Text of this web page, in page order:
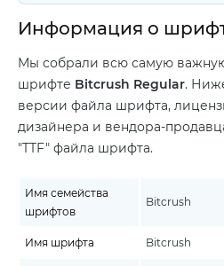
Информация о
Мы собрали всю самую
шрифте Bitcrush Regular.
версии файла шрифта,
дизайнера и вендора-
"TTF" файла шрифта.
Имя семейства
шрифтов
Bitcrush
Имя шрифта Bitcrush